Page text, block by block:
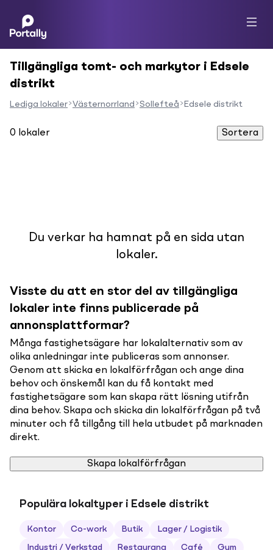
Tillgängliga tomt- och markytor i Edsele
distrikt
Lediga lokaler Västernorrland Sollefteå Edsele distrikt
0 lokaler Sortera
Du verkar ha hamnat på en sida utan
lokaler.
Visste du att en stor del av tillgängliga
lokaler inte finns publicerade på
annonsplattformar?
Många fastighetsägare har lokalalternativ som av
olika anledningar inte publiceras som annonser.
Genom att skicka en lokalförfrågan och ange dina
behov och önskemål kan du få kontakt med
fastighetsägare som kan skapa rätt lösning utifrån
dina behov. Skapa och skicka din lokalförfrågan på två
minuter och få tillgång till hela utbudet på marknaden
direkt.
Skapa lokalförfrågan
Populära lokaltyper i Edsele distrikt
Kontor Co-work Butik Lager / Logistik
Industri / Verkstad Restaurang Café Gym